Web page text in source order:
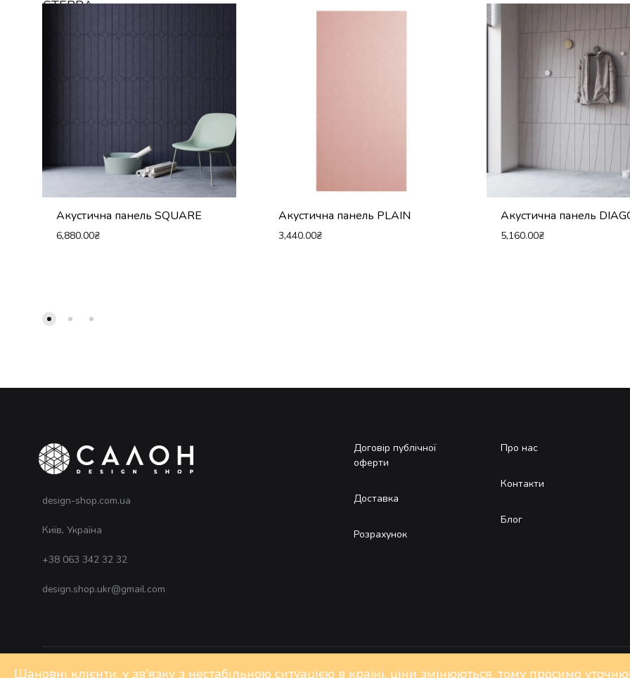
Акустична панель SQUARE
6,880.00₴
Акустична панель PLAIN
3,440.00₴
Акустична панель
5,160.00₴
design-shop.com.ua
Київ, Україна
+38 063 342 32 32
design.shop.ukr@gmail.com
Договір публічної
оферти
Доставка
Розрахунок
Про нас
Контакти
Блог
Шановні клієнти, у зв'язку з нестабільною ситуацією в країні, ціни змінюються, тому просимо